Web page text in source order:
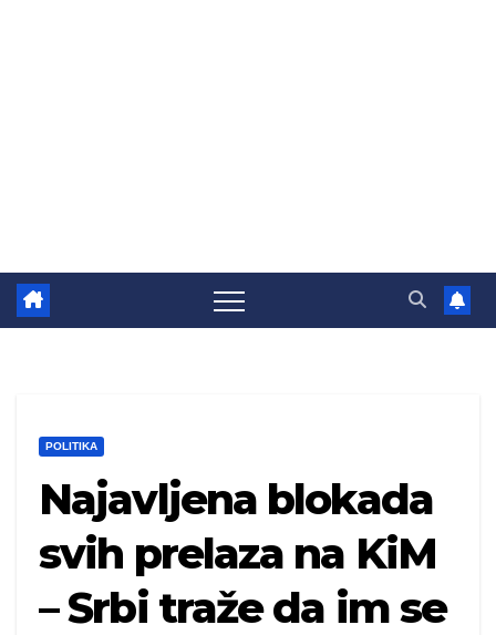
POLITIKA
Najavljena blokada
svih prelaza na KiM
– Srbi traže da im se